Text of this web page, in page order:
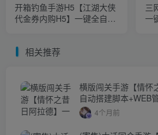
开箱钓鱼手游H5【江湖大侠
代金券内购H5】一键全自动
+视频搭建教程
三
一
相关推荐
横版闯关手游【情怀
自动搭建脚本+WEB
4个月前